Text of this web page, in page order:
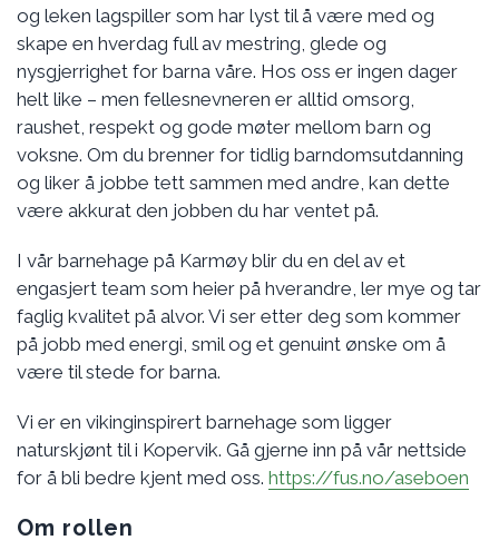
og leken lagspiller som har lyst til å være med og
skape en hverdag full av mestring, glede og
nysgjerrighet for barna våre. Hos oss er ingen dager
helt like – men fellesnevneren er alltid omsorg,
raushet, respekt og gode møter mellom barn og
voksne. Om du brenner for tidlig barndomsutdanning
og liker å jobbe tett sammen med andre, kan dette
være akkurat den jobben du har ventet på.
I vår barnehage på Karmøy blir du en del av et
engasjert team som heier på hverandre, ler mye og tar
faglig kvalitet på alvor. Vi ser etter deg som kommer
på jobb med energi, smil og et genuint ønske om å
være til stede for barna.
Vi er en vikinginspirert barnehage som ligger
naturskjønt til i Kopervik. Gå gjerne inn på vår nettside
for å bli bedre kjent med oss. https://fus.no/aseboen
Om rollen